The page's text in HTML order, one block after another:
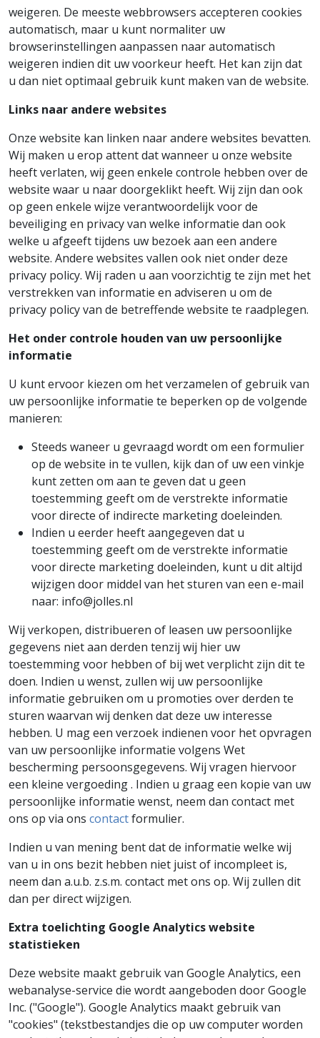
weigeren. De meeste webbrowsers accepteren cookies
automatisch, maar u kunt normaliter uw
browserinstellingen aanpassen naar automatisch
weigeren indien dit uw voorkeur heeft. Het kan zijn dat
u dan niet optimaal gebruik kunt maken van de website.
Links naar andere websites
Onze website kan linken naar andere websites bevatten.
Wij maken u erop attent dat wanneer u onze website
heeft verlaten, wij geen enkele controle hebben over de
website waar u naar doorgeklikt heeft. Wij zijn dan ook
op geen enkele wijze verantwoordelijk voor de
beveiliging en privacy van welke informatie dan ook
welke u afgeeft tijdens uw bezoek aan een andere
website. Andere websites vallen ook niet onder deze
privacy policy. Wij raden u aan voorzichtig te zijn met het
verstrekken van informatie en adviseren u om de
privacy policy van de betreffende website te raadplegen.
Het onder controle houden van uw persoonlijke
informatie
U kunt ervoor kiezen om het verzamelen of gebruik van
uw persoonlijke informatie te beperken op de volgende
manieren:
Steeds waneer u gevraagd wordt om een formulier
op de website in te vullen, kijk dan of uw een vinkje
kunt zetten om aan te geven dat u geen
toestemming geeft om de verstrekte informatie
voor directe of indirecte marketing doeleinden.
Indien u eerder heeft aangegeven dat u
toestemming geeft om de verstrekte informatie
voor directe marketing doeleinden, kunt u dit altijd
wijzigen door middel van het sturen van een e-mail
naar: info@jolles.nl
Wij verkopen, distribueren of leasen uw persoonlijke
gegevens niet aan derden tenzij wij hier uw
toestemming voor hebben of bij wet verplicht zijn dit te
doen. Indien u wenst, zullen wij uw persoonlijke
informatie gebruiken om u promoties over derden te
sturen waarvan wij denken dat deze uw interesse
hebben. U mag een verzoek indienen voor het opvragen
van uw persoonlijke informatie volgens Wet
bescherming persoonsgegevens. Wij vragen hiervoor
een kleine vergoeding . Indien u graag een kopie van uw
persoonlijke informatie wenst, neem dan contact met
ons op via ons contactformulier.
Indien u van mening bent dat de informatie welke wij
van u in ons bezit hebben niet juist of incompleet is,
neem dan a.u.b. z.s.m. contact met ons op. Wij zullen dit
dan per direct wijzigen.
Extra toelichting Google Analytics website
statistieken
Deze website maakt gebruik van Google Analytics, een
webanalyse-service die wordt aangeboden door Google
Inc. ("Google"). Google Analytics maakt gebruik van
"cookies" (tekstbestandjes die op uw computer worden